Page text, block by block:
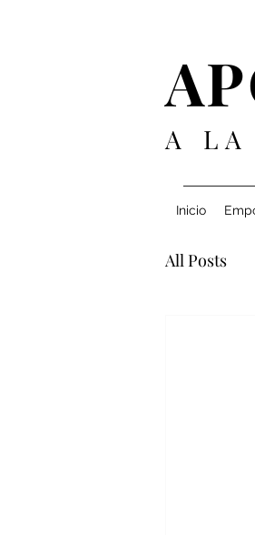
A LA
Inicio
All Posts